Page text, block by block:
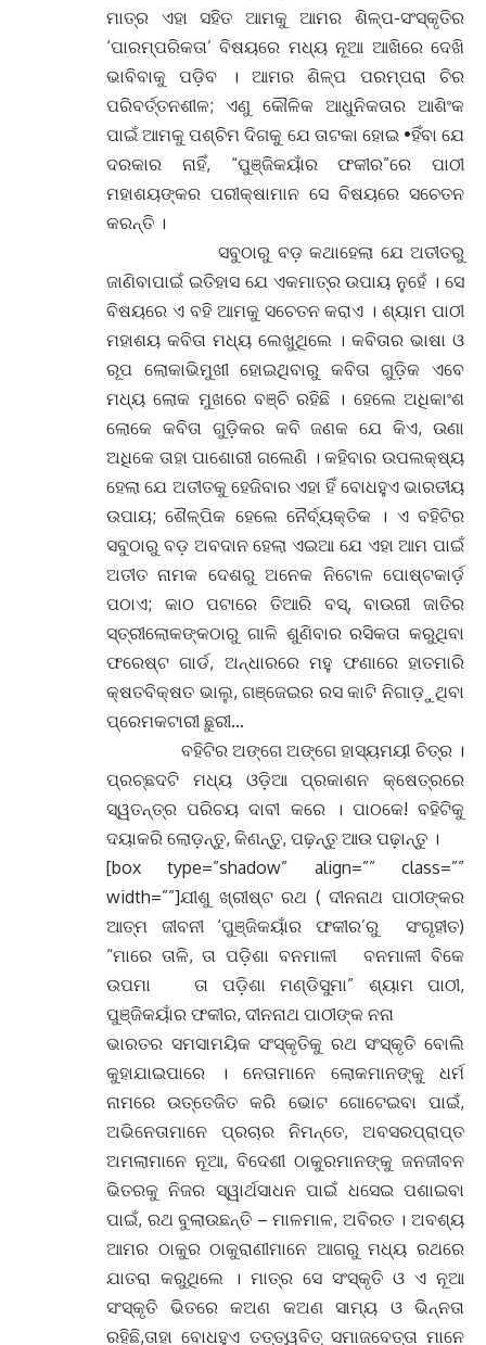
ମାତ୍ର ଏହା ସହିତ ଆମକୁ ଆମର ଶିଳ୍ପ-ସଂସ୍କୃତିର
‘ପାରମ୍ପରିକତା’ ବିଷୟରେ ମଧ୍ୟ ନୂଆ ଆଖିରେ ଦେଖି
ଭାବିବାକୁ ପଡ଼ିବ । ଆମର ଶିଳ୍ପ ପରମ୍ପରା ଚିର
ପରିବର୍ତ୍ତନଶୀଳ; ଏଣୁ କୌଳିକ ଆଧୁନିକତାର ଆଶିଂକ
ପାଇଁ ଆମକୁ ପଶ୍ଚିମ ଦିଗକୁ ଯେ ତାଟକା ହୋଇ •ହିଁବା ଯେ
ଦରକାର ନାହିଁ, “ପୁଞ୍ଜିକୟାଁର ଫକୀର”ରେ ପାଠୀ
ମହାଶୟଙ୍କର ପରୀକ୍ଷାମାନ ସେ ବିଷୟରେ ସଚେତନ
କରନ୍ତି ।
ସବୁଠାରୁ ବଡ଼ କଥାହେଲା ଯେ ଅତୀତରୁ
ଜାଣିବାପାଇଁ ଇତିହାସ ଯେ ଏକମାତ୍ର ଉପାୟ ନୁହେଁ । ସେ
ବିଷୟରେ ଏ ବହି ଆମକୁ ସଚେତନ କରାଏ । ଶ୍ୟାମ ପାଠୀ
ମହାଶୟ କବିତା ମଧ୍ୟ ଲେଖୁଥିଲେ । କବିତାର ଭାଷା ଓ
ରୂପ ଲୋକାଭିମୁଖୀ ହୋଇଥିବାରୁ କବିତା ଗୁଡ଼ିକ ଏବେ
ମଧ୍ୟ ଲୋକ ମୁଖରେ ବଞ୍ଚି ରହିଛି । ହେଲେ ଅଧିକାଂଶ
ଲୋକେ କବିତା ଗୁଡ଼ିକର କବି ଜଣକ ଯେ କିଏ, ଉଣା
ଅଧିକେ ତାହା ପାଶୋରୀ ଗଲେଣି । କହିବାର ଉପଲକ୍ଷ୍ୟ
ହେଲା ଯେ ଅତୀତକୁ ହେଜିବାର ଏହା ହିଁ ବୋଧହୁଏ ଭାରତୀୟ
ଉପାୟ; ଶୈଳ୍ପିକ ହେଲେ ନୈର୍ବ୍ୟକ୍ତିକ । ଏ ବହିଟିର
ସବୁଠାରୁ ବଡ଼ ଅବଦାନ ହେଲା ଏଇଆ ଯେ ଏହା ଆମ ପାଇଁ
ଅତୀତ ନାମକ ଦେଶରୁ ଅନେକ ନିଟୋଳ ପୋଷ୍ଟକାର୍ଡ଼
ପଠାଏ; କାଠ ପଟାରେ ତିଆରି ବସ୍, ବାଉରୀ ଜାତିର
ସ୍ତ୍ରୀଲୋକଙ୍କଠାରୁ ଗାଳି ଶୁଣିବାର ରସିକତା କରୁଥିବା
ଫରେଷ୍ଟ ଗାର୍ଡ, ଅନ୍ଧାରରେ ମହୁ ଫଣାରେ ହାତମାରି
କ୍ଷତବିକ୍ଷତ ଭାଲୁ, ଗଞ୍ଜେଇର ରସ କାଟି ନିଗାଡ଼ୁଥିବା
ପ୍ରେମକଟାରୀ ଛୁରୀ…
ବହିଟିର ଅଙ୍ଗେ ଅଙ୍ଗେ ହାସ୍ୟମୟୀ ଚିତ୍ର ।
ପ୍ରଚ୍ଛଦଟି ମଧ୍ୟ ଓଡ଼ିଆ ପ୍ରକାଶନ କ୍ଷେତ୍ରରେ
ସ୍ୱତନ୍ତ୍ର ପରିଚୟ ଦାବୀ କରେ । ପାଠକେ! ବହିଟିକୁ
ଦୟାକରି ଲୋଡ଼ନ୍ତୁ, କିଣନ୍ତୁ, ପଢ଼ନ୍ତୁ ଆଉ ପଢ଼ାନ୍ତୁ ।
[box type=”shadow” align=”” class=””
width=””]ଯୀଶୁ ଖ୍ରୀଷ୍ଟ ରଥ ( ଦୀନନାଥ ପାଠୀଙ୍କର
ଆତ୍ମ ଜୀବନୀ ‘ପୁଞ୍ଜିକୟାଁର ଫକୀର’ରୁ ସଂଗୃହୀତ)
“ମାରେ ତାଳି, ତା ପଡ଼ିଶା ବନମାଳୀ ବନମାଳୀ ବିକେ
ଉପମା ତା ପଡ଼ିଶା ମଣ୍ଡିସୁମା” ଶ୍ୟାମ ପାଠୀ,
ପୁଞ୍ଜିକୟାଁର ଫକୀର, ଦୀନନାଥ ପାଠୀଙ୍କ ନନା
ଭାରତର ସମସାମୟିକ ସଂସ୍କୃତିକୁ ରଥ ସଂସ୍କୃତି ବୋଲି
କୁହାଯାଇପାରେ । ନେତାମାନେ ଲୋକମାନଙ୍କୁ ଧର୍ମ
ନାମରେ ଉତ୍ତେଜିତ କରି ଭୋଟ ଗୋଟେଇବା ପାଇଁ,
ଅଭିନେତାମାନେ ପ୍ରଚାର ନିମନ୍ତେ, ଅବସରପ୍ରାପ୍ତ
ଅମଲାମାନେ ନୂଆ, ବିଦେଶୀ ଠାକୁରମାନଙ୍କୁ ଜନଜୀବନ
ଭିତରକୁ ନିଜର ସ୍ୱାର୍ଥସାଧନ ପାଇଁ ଧସେଇ ପଶାଇବା
ପାଇଁ, ରଥ ବୁଲାଉଛନ୍ତି – ମାଳମାଳ, ଅବିରତ । ଅବଶ୍ୟ
ଆମର ଠାକୁର ଠାକୁରାଣୀମାନେ ଆଗରୁ ମଧ୍ୟ ରଥରେ
ଯାତରା କରୁଥିଲେ । ମାତ୍ର ସେ ସଂସ୍କୃତି ଓ ଏ ନୂଆ
ସଂସ୍କୃତି ଭିତରେ କଅଣ କଅଣ ସାମ୍ୟ ଓ ଭିନ୍ନତା
ରହିଛି,ତାହା ବୋଧହୁଏ ତତ୍ତ୍ୱବିତ୍ ସମାଜବେତ୍ତା ମାନେ